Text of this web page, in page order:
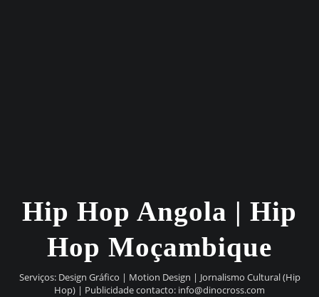
Hip Hop Angola | Hip
Hop Moçambique
Serviços: Design Gráfico | Motion Design | Jornalismo Cultural (Hip
Hop) | Publicidade contacto: info@dinocross.com